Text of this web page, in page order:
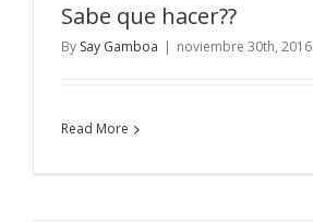
Sabe que hacer??
By Say Gamboa | noviembre 30th, 2016
Read More